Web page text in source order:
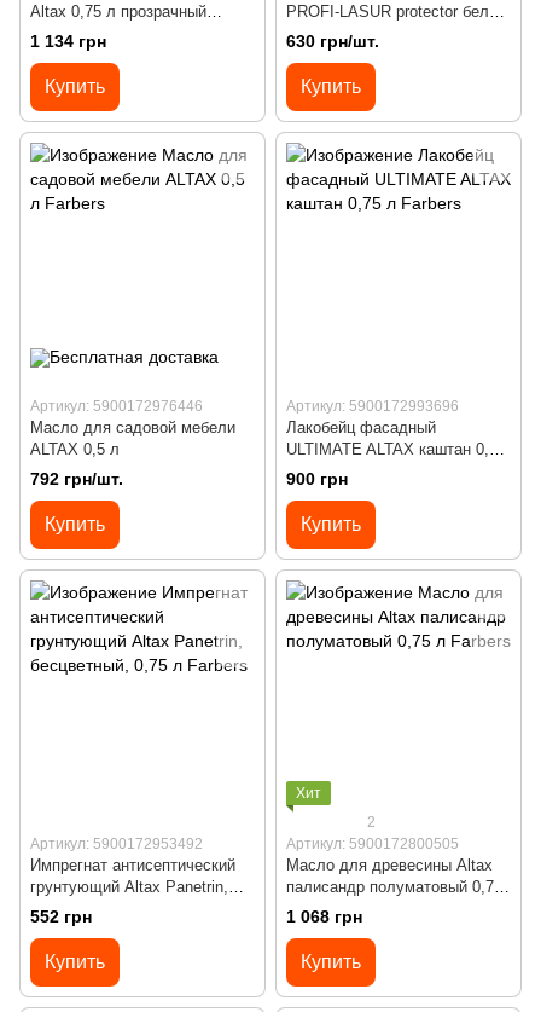
Altax 0,75 л прозрачный
глянцевый
1 134 грн
Купить
PROFI-LASUR protector белый
750 мл
630 грн/шт.
Купить
Артикул: 5900172976446
Масло для садовой мебели
ALTAX 0,5 л
792 грн/шт.
Купить
Артикул: 5900172993696
Лакобейц фасадный
ULTIMATE ALTAX каштан 0,75
л
900 грн
Купить
Артикул: 5900172953492
Импрегнат антисептический
грунтующий Altax Panetrin,
бесцветный, 0,75 л
552 грн
Купить
Хит
2
Артикул: 5900172800505
Масло для древесины Altax
палисандр полуматовый 0,75
л
1 068 грн
Купить